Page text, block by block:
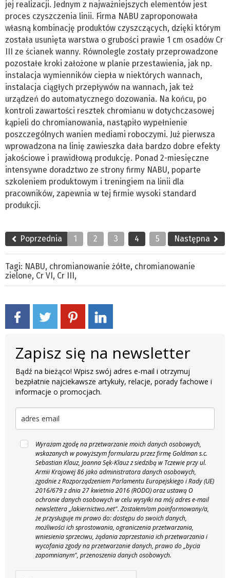
jej realizacji. Jednym z najważniejszych elementów jest
proces czyszczenia linii. Firma NABU zaproponowała
własną kombinację produktów czyszczących, dzięki którym
została usunięta warstwa o grubości prawie 1 cm osadów Cr
III ze ścianek wanny. Równolegle zostały przeprowadzone
pozostałe kroki założone w planie przestawienia, jak np.
instalacja wymienników ciepła w niektórych wannach,
instalacja ciągłych przepływów na wannach, jak też
urządzeń do automatycznego dozowania. Na końcu, po
kontroli zawartości resztek chromianu w dotychczasowej
kąpieli do chromianowania, nastąpiło wypełnienie
poszczególnych wanien mediami roboczymi. Już pierwsza
wprowadzona na linię zawieszka dała bardzo dobre efekty
jakościowe i prawidłową produkcję. Ponad 2-miesięczne
intensywne doradztwo ze strony firmy NABU, poparte
szkoleniem produktowym i treningiem na linii dla
pracowników, zapewnia w tej firmie wysoki standard
produkcji.
Poprzednia 1 2 3 4 5 Następna
Tagi: NABU, chromianowanie żółte, chromianowanie
zielone, Cr VI, Cr III,
Zapisz się na newsletter
Bądź na bieżąco! Wpisz swój adres e-mail i otrzymuj
bezpłatnie najciekawsze artykuły, relacje, porady fachowe i
informacje o promocjach.
Wyrażam zgodę na przetwarzanie moich danych osobowych,
wskazanych w powyższym formularzu przez firmę Goldman s.c.
Sebastian Klauz, Joanna Sęk-Klauz z siedzibą w Tczewie przy ul.
Armii Krajowej 86 jako administratora danych osobowych,
zgodnie z Rozporządzeniem Parlamentu Europejskiego i Rady (UE)
2016/679 z dnia 27 kwietnia 2016 (RODO) oraz ustawą O
ochronie danych osobowych w celu wysyłki na mój adres e-mail
newslettera „lakiernictwo.net". Zostałem/am poinformowany/a,
że przysługuje mi prawo do: dostępu do swoich danych,
możliwości ich sprostowania, ograniczenia przetwarzania,
wniesienia sprzeciwu, żądania zaprzestania ich przetwarzania i
wycofania zgody na przetwarzanie danych, prawo do „bycia
zapomnianym", przenoszenia danych osobowych.